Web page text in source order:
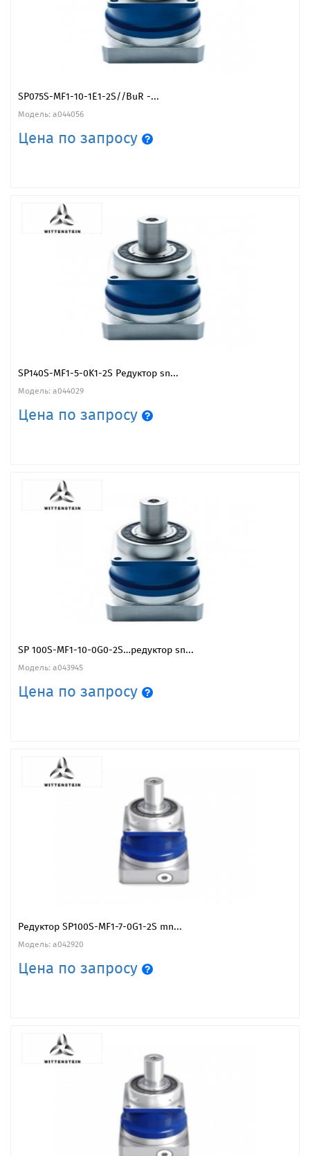
SP075S-MF1-10-1E1-2S//BuR -...
Модель: a044056
Цена по запросу
SP140S-MF1-5-0K1-2S Редуктор sn...
Модель: a044029
Цена по запросу
SP 100S-MF1-10-0G0-2S…редуктор sn...
Модель: a043945
Цена по запросу
Редуктор SP100S-MF1-7-0G1-2S mn...
Модель: a042920
Цена по запросу